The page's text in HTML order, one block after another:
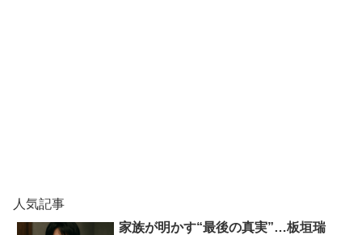
人気記事
家族が明かす“最後の真実”…板垣瑞